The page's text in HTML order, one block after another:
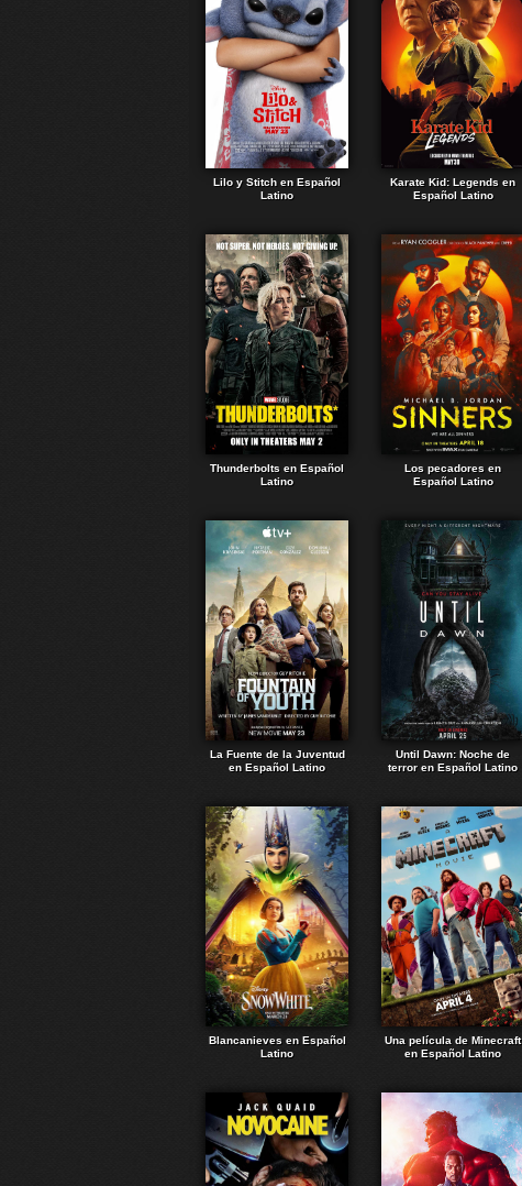
Lilo y Stitch en Español
Latino
Karate Kid: Legends en
Español Latino
Thunderbolts en Español
Latino
Los pecadores en
Español Latino
La Fuente de la Juventud
en Español Latino
Until Dawn: Noche de
terror en Español Latino
Blancanieves en Español
Latino
Una película de Minecraft
en Español Latino